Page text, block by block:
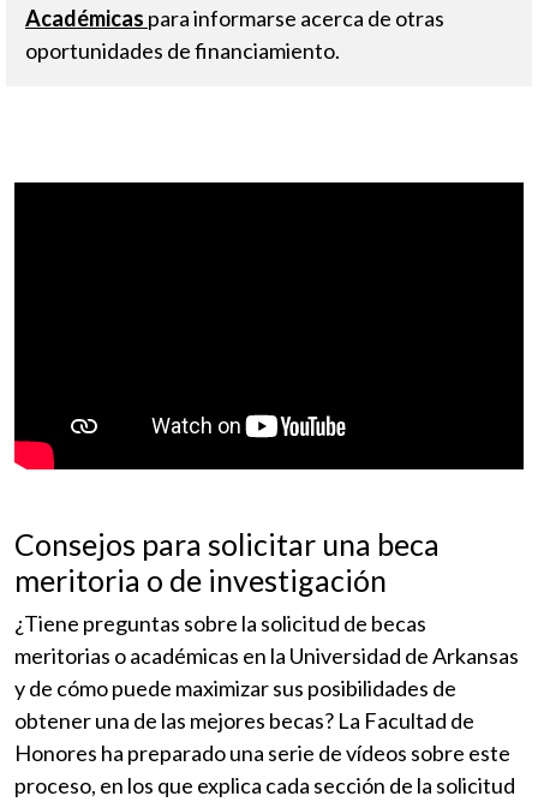
Académicas para informarse acerca de otras
oportunidades de financiamiento.
Consejos para solicitar una beca
meritoria o de investigación
¿Tiene preguntas sobre la solicitud de becas
meritorias o académicas en la Universidad de Arkansas
y de cómo puede maximizar sus posibilidades de
obtener una de las mejores becas? La Facultad de
Honores ha preparado una serie de vídeos sobre este
proceso, en los que explica cada sección de la solicitud